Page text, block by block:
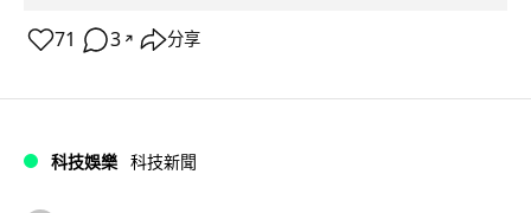
71 3 ↗ 分享
科技娛樂 科技新聞